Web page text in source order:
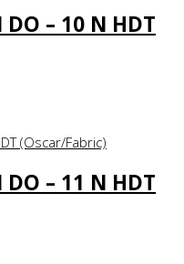
– 10 N HDT
– 11 N HDT